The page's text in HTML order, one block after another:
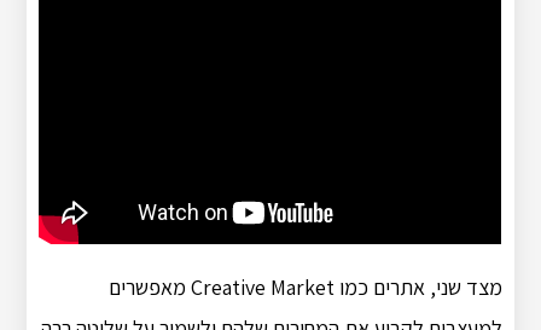
מצד שני, אתרים כמו Creative Market מאפשרים